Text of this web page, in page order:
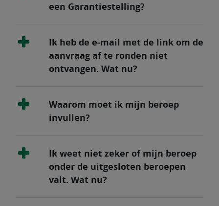
een Garantiestelling?
Ik heb de e-mail met de link om de
aanvraag af te ronden niet
ontvangen. Wat nu?
Waarom moet ik mijn beroep
invullen?
Ik weet niet zeker of mijn beroep
onder de uitgesloten beroepen
valt. Wat nu?